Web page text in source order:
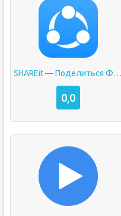
SHAREit — Поделиться Файлами
0,0